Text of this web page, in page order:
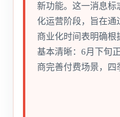
新功能。这一消息标
化运营阶段，旨在通
商业化时间表明确根
基本清晰：6月下旬
商完善付费场景，四